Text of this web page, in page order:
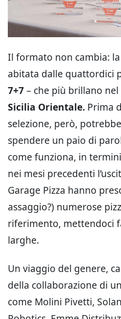
Il formato non cambia:
abitata dalle quattordici
7+7– che più brillano
Sicilia Orientale. Prima
selezione, però,
spendere un paio di
come funziona, in
nei mesi precedenti
Garage Pizza hanno
assaggio?) numerose
riferimento, mettendoci
larghe.
Un viaggio del genere,
della collaborazione di
come Molini Pivetti,